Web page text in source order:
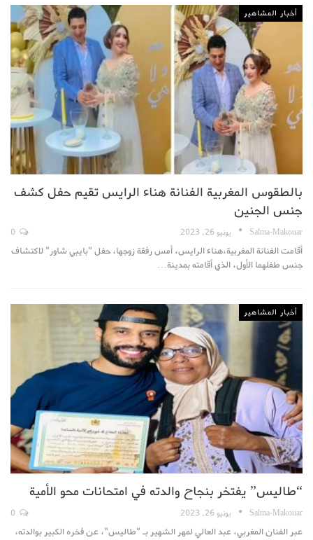
أخبار المشاهير
بالطقوس المغربية الفنانة هناء الرايس تقيم حفل كشف
جنس الجنين
Salma-Makouar يونيو 26, 2023
أقامت الفنانة المغربية،هناء الرايس، أمس رفقة زوجها، حفل "بايبي شاور" لاكتشاف
جنس طفلهما الأول، الذي أقامته بمدينة…
أخبار المشاهير
“طاليس” يفتخر بنجاح والدته في امتحانات محو الأمية
Salma-Makouar يونيو 26, 2023
عبر الفنان المغربي، عبد العالي لمهر الشهير بـ "طاليس"، عن فخره الكبير بوالدته،